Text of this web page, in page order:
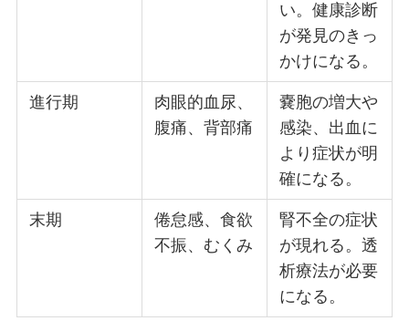
い。健康診断
が発見のきっ
かけになる。
進行期
肉眼的血尿、
腹痛、背部痛
嚢胞の増大や
感染、出血に
より症状が明
確になる。
末期
倦怠感、食欲
不振、むくみ
腎不全の症状
が現れる。透
析療法が必要
になる。